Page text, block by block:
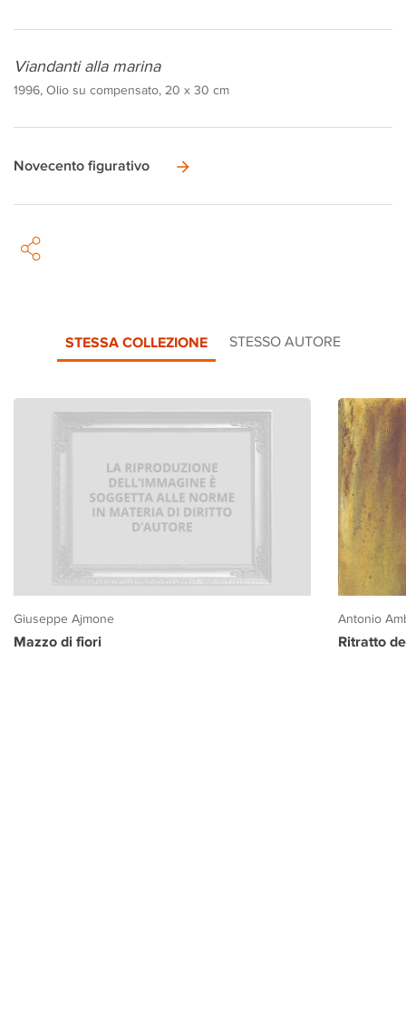
Viandanti alla marina
1996, Olio su compensato, 20 x 30 cm
Novecento figurativo
STESSA COLLEZIONE STESSO AUTORE
Giuseppe Ajmone
Mazzo di fiori
Antonio
Ritratto